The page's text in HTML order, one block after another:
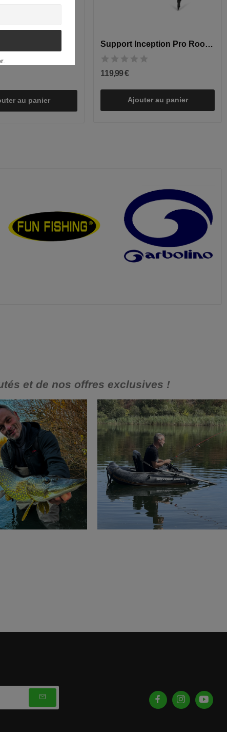
Surface - 1KG
au panier
Support Inception Pro Roost - Deluxe
119,99 €
Ajouter au panier
et de nos offres exclusives !